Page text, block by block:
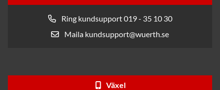
Ring kundsupport 019 - 35 10 30
Maila kundsupport@wuerth.se
Växel